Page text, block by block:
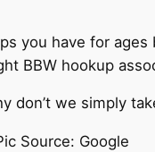
you have for
BBW hookup
don’t we simply
Source: Google